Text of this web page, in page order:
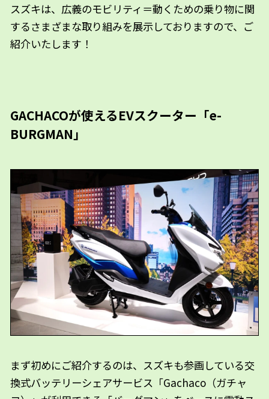
スズキは、広義のモビリティ＝動くための乗り物に関
するさまざまな取り組みを展示しておりますので、ご
紹介いたします！
GACHACOが使えるEVスクーター「e-
BURGMAN」
まず初めにご紹介するのは、スズキも参画している交
換式バッテリーシェアサービス「Gachaco（ガチャ